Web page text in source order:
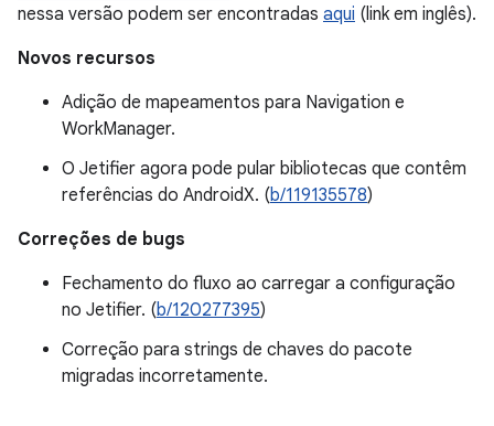
nessa versão podem ser encontradas aqui (link em inglês).
Novos recursos
Adição de mapeamentos para Navigation e
WorkManager.
O Jetifier agora pode pular bibliotecas que contêm
referências do AndroidX. (b/119135578)
Correções de bugs
Fechamento do fluxo ao carregar a configuração
no Jetifier. (b/120277395)
Correção para strings de chaves do pacote
migradas incorretamente.